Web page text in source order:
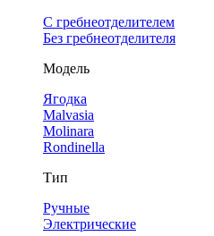
С гребнеотделителем
Без гребнеотделителя
Модель
Ягодка
Malvasia
Molinara
Rondinella
Тип
Ручные
Электрические